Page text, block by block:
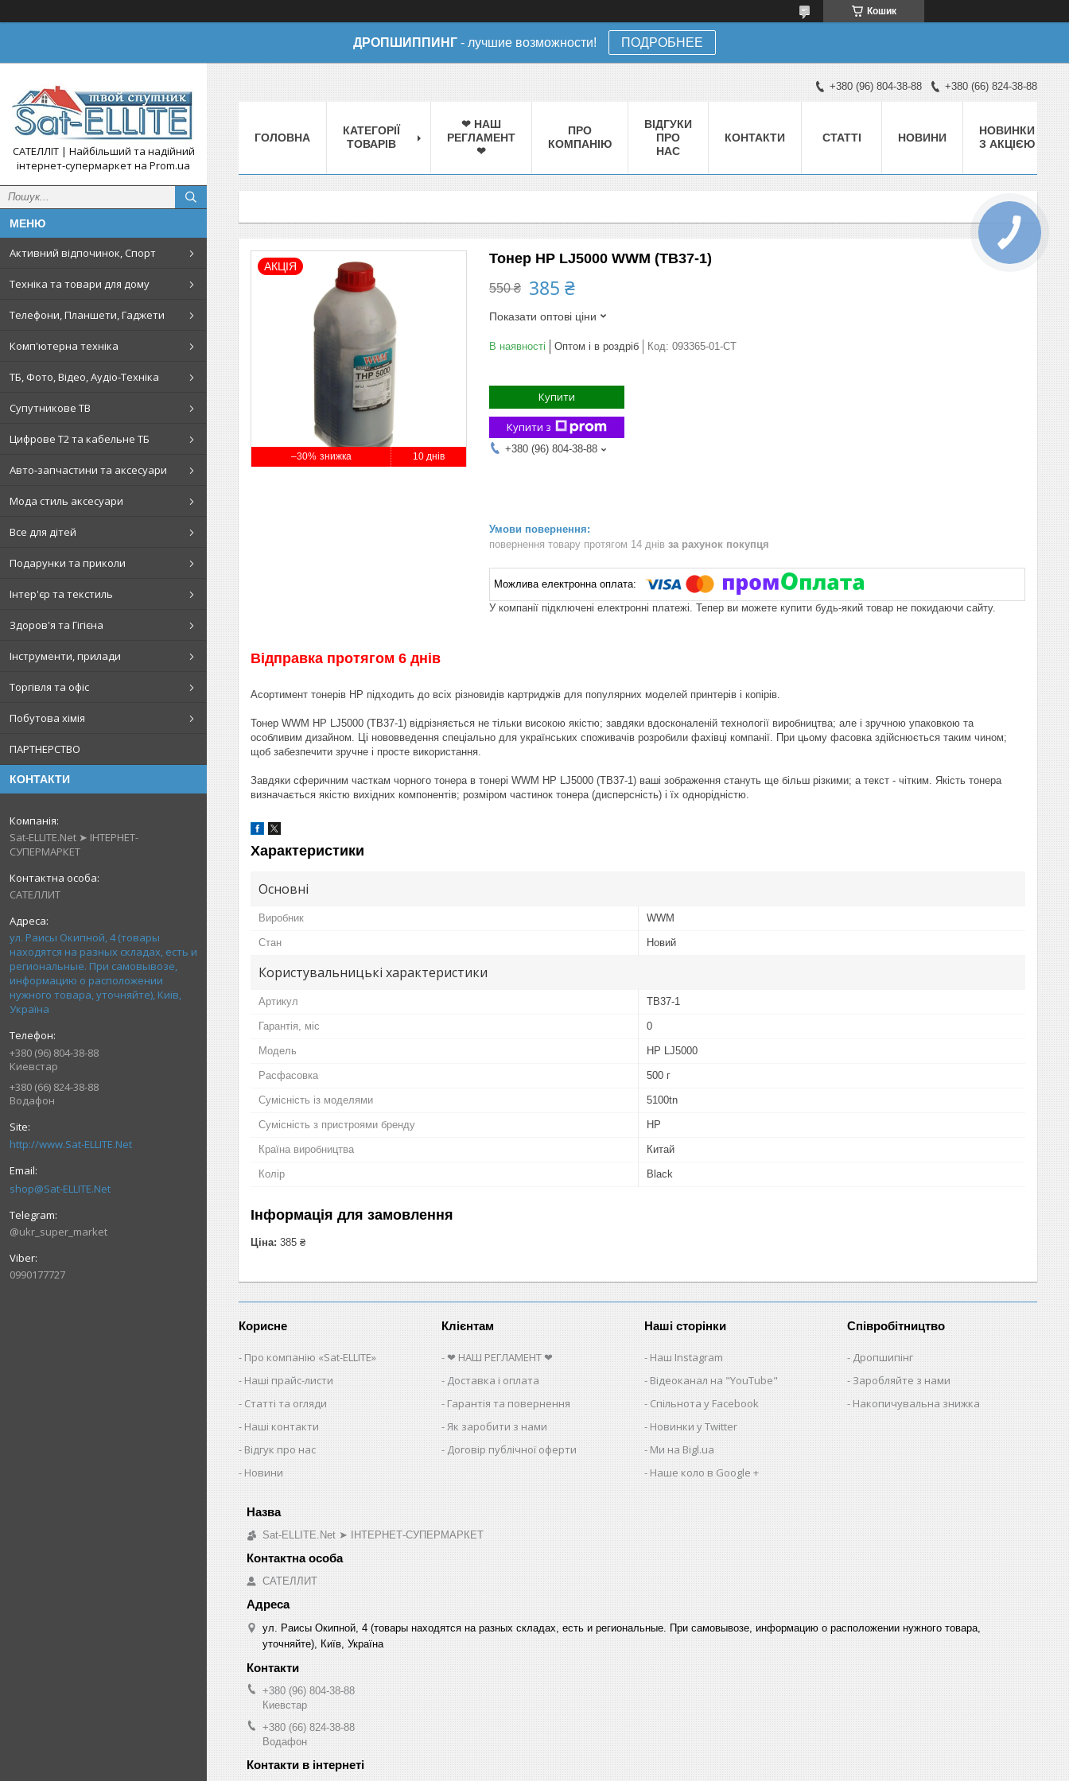
Кошик
ДРОПШИППИНГ - лучшие возможности! ПОДРОБНЕЕ
САТЕЛЛІТ | Найбільший та надійний
інтернет-супермаркет на Prom.ua
Активний відпочинок, Спорт
Техніка та товари для дому
Телефони, Планшети, Гаджети
Комп'ютерна техніка
ТБ, Фото, Відео, Аудіо-Техніка
Супутникове ТВ
Цифрове Т2 та кабельне ТБ
Авто-запчастини та аксесуари
Мода стиль аксесуари
Все для дітей
Подарунки та приколи
Інтер'єр та текстиль
Здоров'я та Гігієна
Інструменти, прилади
Торгівля та офіс
Побутова хімія
ПАРТНЕРСТВО
КОНТАКТИ
Sat-ELLITE.Net ➤ ІНТЕРНЕТ-
СУПЕРМАРКЕТ
САТЕЛЛИТ
ул. Раисы Окипной, 4 (товары
находятся на разных складах, есть и
региональные. При самовывозе,
информацию о расположении
нужного товара, уточняйте), Київ,
Україна
+380 (96) 804-38-88
Киевстар
+380 (66) 824-38-88
Водафон
http://www.Sat-ELLITE.Net
shop@Sat-ELLITE.Net
@ukr_super_market
0990177727
+380 (96) 804-38-88 +380 (66) 824-38-88
ГОЛОВНА
КАТЕГОРІЇ
ТОВАРІВ
❤ НАШ
РЕГЛАМЕНТ
❤
ПРО
КОМПАНІЮ
ВІДГУКИ
ПРО
НАС
КОНТАКТИ СТАТТІ НОВИНИ
НОВИНКИ
З АКЦІЄЮ
–30% 10 днів
АКЦІЯ Тонер HP LJ5000 WWM (TB37-1)
550 ₴ 385 ₴
Показати оптові ціни
В наявності Оптом і в роздріб Код: 093365-01-СТ
Купити
Купити з
+380 (96) 804-38-88
повернення товару протягом 14 днів за рахунок покупця
У компанії підключені електронні платежі. Тепер ви можете купити будь-який товар не покидаючи сайту.
Відправка протягом 6 днів
Асортимент тонерів HP підходить до всіх різновидів картриджів для популярних моделей принтерів і копірів.
Тонер WWM HP LJ5000 (TB37-1) відрізняється не тільки високою якістю; завдяки вдосконаленій технології виробництва; але і зручною упаковкою та
особливим дизайном. Ці нововведення спеціально для українських споживачів розробили фахівці компанії. При цьому фасовка здійснюється таким чином;
щоб забезпечити зручне і просте використання.
Завдяки сферичним часткам чорного тонера в тонері WWM HP LJ5000 (TB37-1) ваші зображення стануть ще більш різкими; а текст - чітким. Якість тонера
визначається якістю вихідних компонентів; розміром частинок тонера (дисперсність) і їх однорідністю.
Характеристики
Основні
Виробник WWM
Стан Новий
Користувальницькі характеристики
Артикул TB37-1
Гарантія, міс 0
Мoдель HP LJ5000
Расфасовка 500 г
Сумісність із моделями 5100tn
Сумісність з пристроями бренду HP
Країна виробництва Китай
Колір Black
Інформація для замовлення
Ціна: 385 ₴
Корисне
Про компанію «Sat-ELLITE»
Наші прайс-листи
Статті та огляди
Наші контакти
Відгук про нас
Новини
Клієнтам
❤ НАШ РЕГЛАМЕНТ ❤
Доставка і оплата
Гарантія та повернення
Як заробити з нами
Договір публічної оферти
Наші сторінки
Наш Instagram
Відеоканал на "YouTube"
Спільнота у Facebook
Новинки у Twitter
Ми на Bigl.ua
Наше коло в Google +
Співробітництво
Дропшипінг
Заробляйте з нами
Накопичувальна знижка
Sat-ELLITE.Net ➤ ІНТЕРНЕТ-СУПЕРМАРКЕТ
САТЕЛЛИТ
ул. Раисы Окипной, 4 (товары находятся на разных складах, есть и региональные. При самовывозе, информацию о расположении нужного товара,
уточняйте), Київ, Україна
+380 (96) 804-38-88
Киевстар
+380 (66) 824-38-88
Водафон